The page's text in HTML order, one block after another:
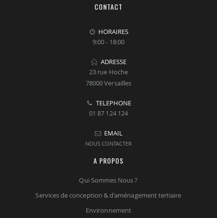
CONTACT
HORAIRES
9:00 - 18:00
ADRESSE
23 rue Hoche
78000 Versailles
TELEPHONE
01 87 124 124
EMAIL
NOUS CONTACTER
A PROPOS
Qui Sommes Nous ?
Services de conception & d'aménagement tertiaire
Environnement